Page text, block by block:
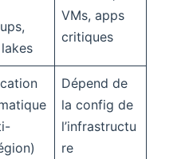
VMs, apps
critiques
Dépend de
la config de
l’infrastructu
re